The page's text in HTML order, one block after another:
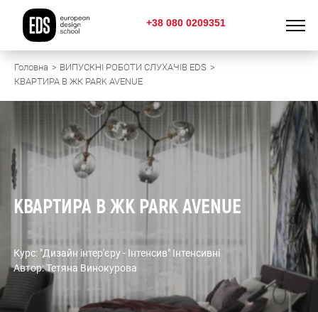
+38 080 0209351
Головна
ВИПУСКНІ РОБОТИ СЛУХАЧІВ EDS
КВАРТИРА В ЖК PARK AVENUE
КВАРТИРА В ЖК PARK AVENUE
Курс: "Дизайн інтер'єру - Інтенсив" Інтенсивні
Автор: Тетяна Винокурова